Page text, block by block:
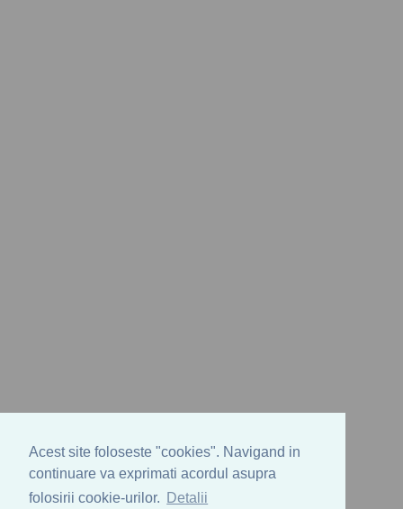
Acest site foloseste "cookies". Navigand in
continuare va exprimati acordul asupra
folosirii cookie-urilor.
Detalii